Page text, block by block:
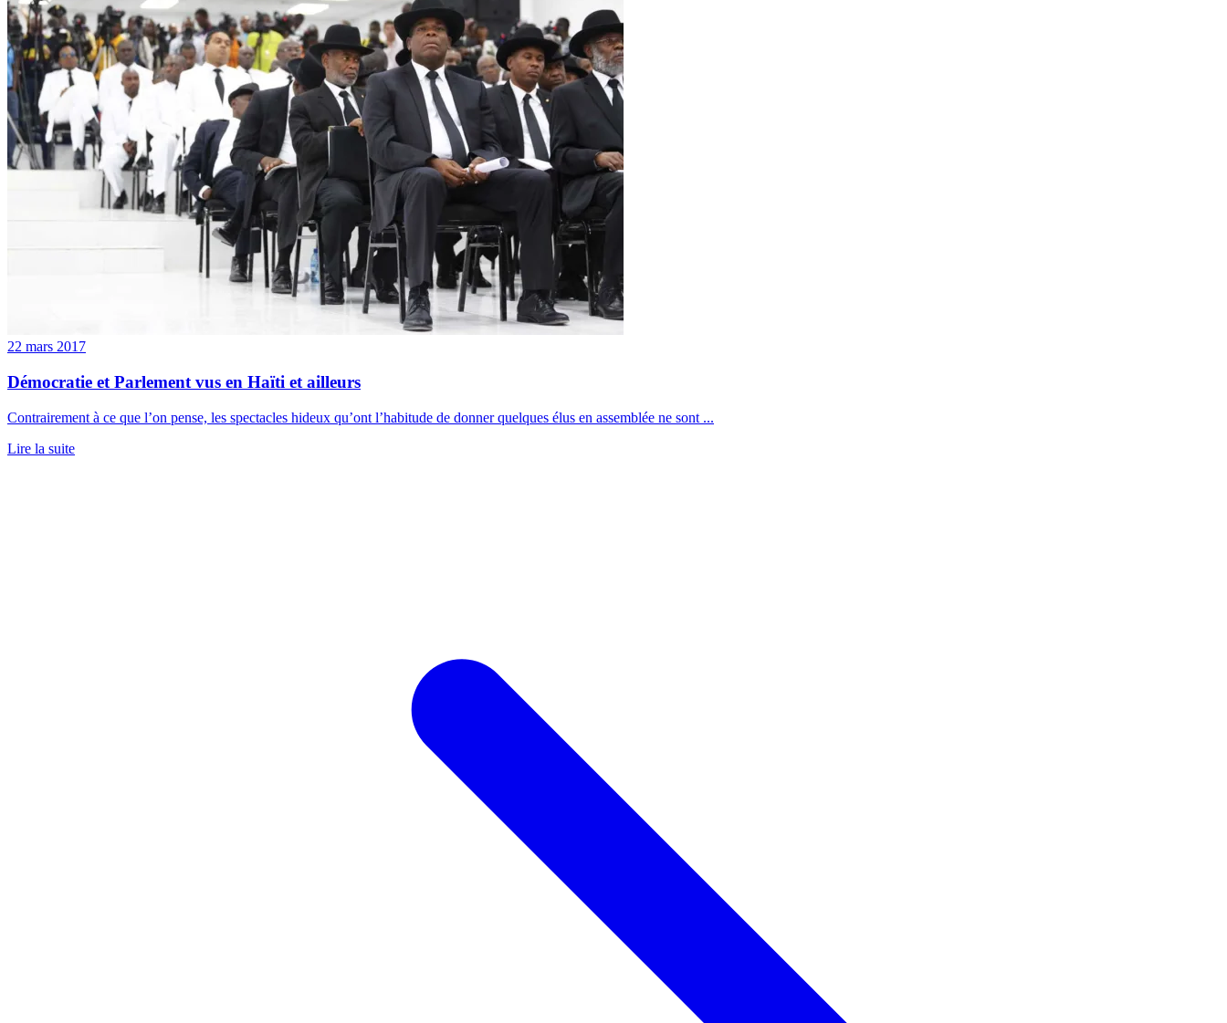
22 mars 2017
Démocratie et Parlement vus en Haïti et ailleurs
Contrairement à ce que l’on pense, les spectacles hideux qu’ont l’habitude de donner quelques élus en assemblée ne sont ...
Lire la suite